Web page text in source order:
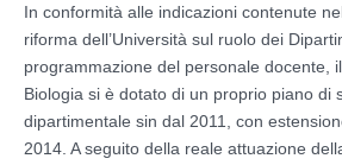
In conformità alle indicazioni contenute
riforma dell’Università sul ruolo dei
programmazione del personale docente,
Biologia si è dotato di un proprio piano di
dipartimentale sin dal 2011, con
2014. A seguito della reale attuazione